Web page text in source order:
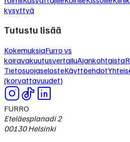
kysyttyä
Tutustu lisää
KokemuksiaFurro vs
koiravakuutusvertailuAjankohtaista
TietosuojaselosteKäyttöehdot
(korvattavuudet)
FURRO
Eteläesplanadi 2
00130 Helsinki